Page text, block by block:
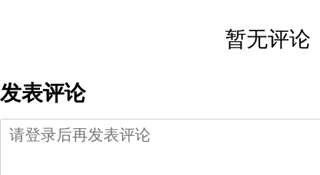
暂无评论
发表评论